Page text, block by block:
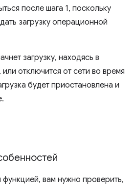
после шага 1, поскольку
загрузку операционной
загрузку, находясь в
отключится от сети во время
будет приостановлена и
вам нужно проверить,